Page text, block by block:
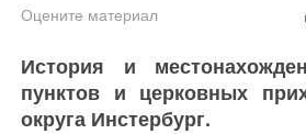
Оцените материал
История и
пунктов и церковных
округа Инстербург.